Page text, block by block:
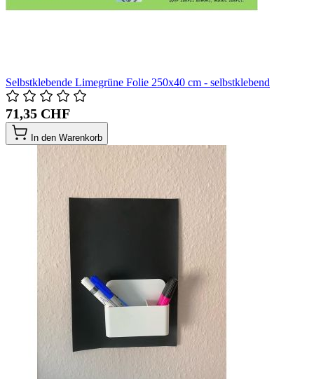
Selbstklebende Limegrüne Folie 250x40 cm - selbstklebend
71,35 CHF
In den Warenkorb